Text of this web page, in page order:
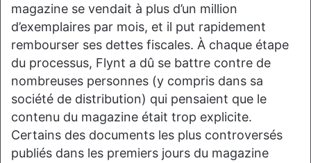
magazine se vendait à plus d’un million
d’exemplaires par mois, et il put rapidement
rembourser ses dettes fiscales. À chaque étape
du processus, Flynt a dû se battre contre de
nombreuses personnes (y compris dans sa
société de distribution) qui pensaient que le
contenu du magazine était trop explicite.
Certains des documents les plus controversés
publiés dans les premiers jours du magazine